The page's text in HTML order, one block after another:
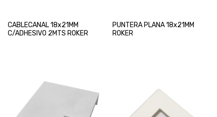
CABLECANAL 18x21MM
C/ADHESIVO 2MTS ROKER
PUNTERA PLANA 18x21MM
ROKER